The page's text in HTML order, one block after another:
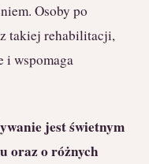
Osoby po
takiej rehabilitacji,
i wspomaga
jest świetnym
oraz o różnych